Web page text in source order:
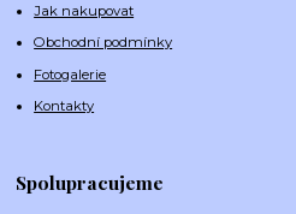
Jak nakupovat
Obchodní podmínky
Fotogalerie
Kontakty
Spolupracujeme